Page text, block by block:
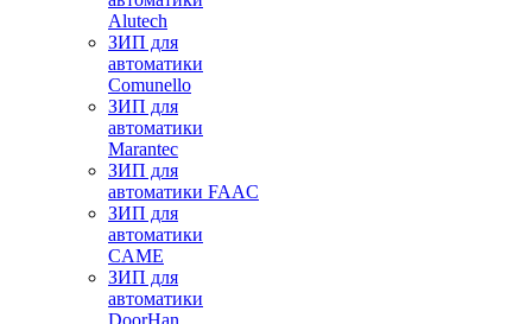
Alutech
ЗИП для
автоматики
Comunello
ЗИП для
автоматики
Marantec
ЗИП для
автоматики FAAC
ЗИП для
автоматики
CAME
ЗИП для
автоматики
DoorHan